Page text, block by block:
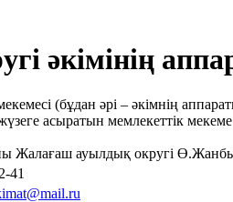
әкімінің
(бұдан әрі – әкімнің
асыратын мемлекеттік
Жалағаш ауылдық округі
41